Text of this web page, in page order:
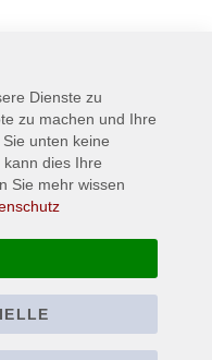
- Button - Pin, Größe Ø
Dienste zu
zu machen und Ihre
unten keine
dies Ihre
Sie mehr wissen